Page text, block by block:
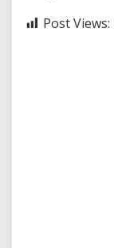
Post Views: